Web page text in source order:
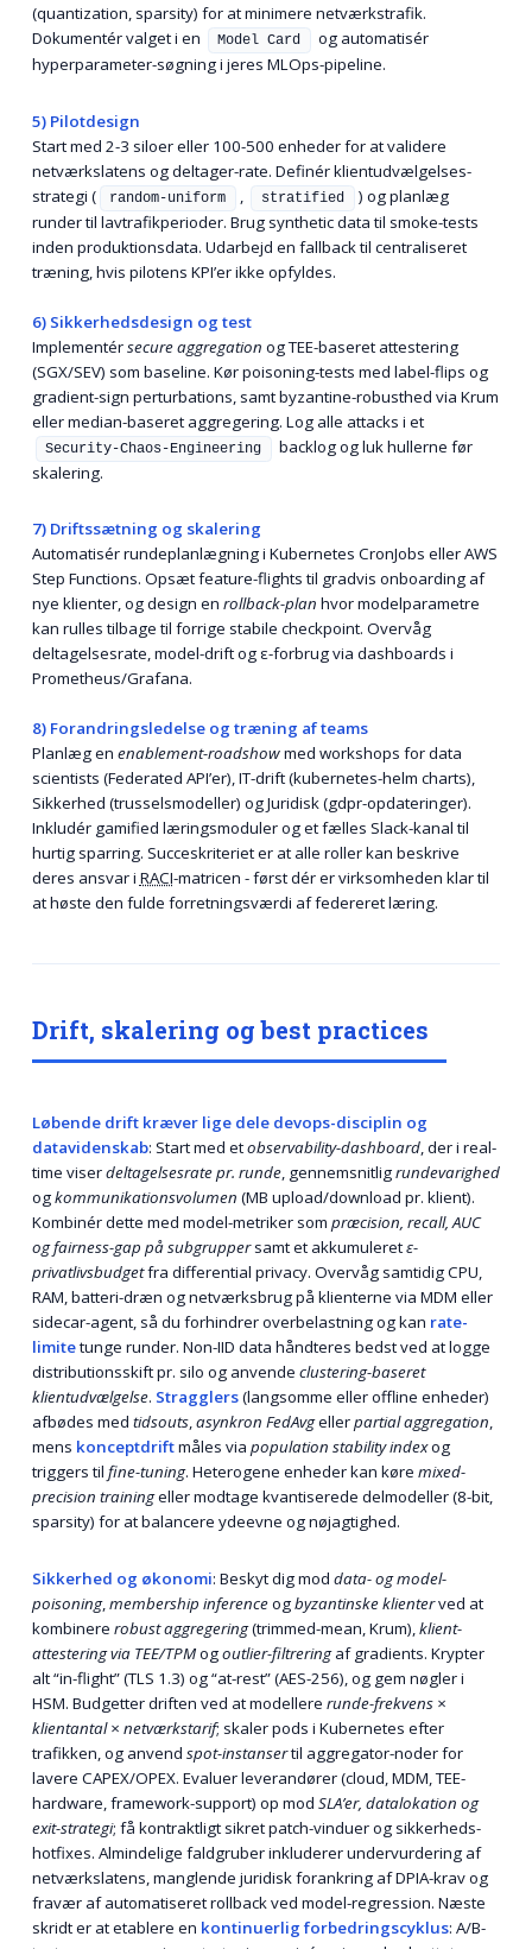
(quantization, sparsity) for at minimere netværkstrafik.
Dokumentér valget i en
Model Card
og automatisér
hyperparameter-søgning i jeres MLOps-pipeline.
5) Pilotdesign
Start med 2-3 siloer eller 100-500 enheder for at validere
netværkslatens og deltager-rate. Definér klient­udvælgelses­
strategi (
random-uniform stratified
) og planlæg
runder til lavtrafik­perioder. Brug synthetic data til smoke-tests
inden produktions­data. Udarbejd en fallback til centraliseret
træning, hvis pilotens KPI’er ikke opfyldes.
6) Sikkerhedsdesign og test
Implementérsecure aggregation og TEE-baseret attestering
(SGX/SEV) som baseline. Kør poisoning-tests med label-flips og
gradient-sign perturbations, samt byzantine-robusthed via Krum
eller median-baseret aggregering. Log alle attacks i et
Security-Chaos-Engineering
backlog og luk hullerne før
skalering.
7) Driftssætning og skalering
Automatisér rundeplanlægning i Kubernetes CronJobs eller AWS
Step Functions. Opsæt feature-flights til gradvis onboarding af
nye klienter, og design en rollback-plan hvor model­parametre
kan rulles tilbage til forrige stabile checkpoint. Overvåg
deltagelsesrate, model-drift og ε-forbrug via dashboards i
Prometheus/Grafana.
8) Forandringsledelse og træning af teams
Planlæg en enablement-roadshowmed workshops for data
scientists (Federated API’er), IT-drift (kubernetes-helm charts),
Sikkerhed (trusselsmodeller) og Juridisk (gdpr-opdateringer).
Inkludér gamified lærings­moduler og et fælles Slack-kanal til
hurtig sparring. Succeskriteriet er at alle roller kan beskrive
deres ansvar i RACI-matricen - først dér er virksomheden klar til
at høste den fulde forretningsværdi af federeret læring.
Drift, skalering og best practices
Løbende drift kræver lige dele devops-disciplin og
datavidenskab: Start med etobservability-dashboard, der i real-
time viserdeltagelsesrate pr. runde, gennemsnitligrundevarighed
ogkommunikationsvolumen (MB upload/download pr. klient).
Kombinér dette med model-metriker som præcision, recall, AUC
og fairness-gap på subgruppersamt et akkumuleretε-
privatlivsbudgetfra differential privacy. Overvåg samtidig CPU,
RAM, batteri-dræn og netværksbrug på klienterne via MDM eller
sidecar-agent, så du forhindrer overbelastning og kan rate-
limitetunge runder. Non-IID data håndteres bedst ved at logge
distributionsskift pr. silo og anvende clustering-baseret
klientudvælgelse. Stragglers(langsomme eller offline enheder)
afbødes med tidsouts,asynkron FedAvgellerpartial aggregation,
mens konceptdriftmåles via population stability indexog
triggers til fine-tuning. Heterogene enheder kan køre mixed-
precision trainingeller modtage kvantiserede delmodeller (8-bit,
sparsity) for at balancere ydeevne og nøjagtighed.
Sikkerhed og økonomi: Beskyt dig mod data- og model-
poisoning,membership inferenceogbyzantinske klienterved at
kombinere robust aggregering(trimmed-mean, Krum),klient-
attestering via TEE/TPMogoutlier-filtreringaf gradients. Krypter
alt “in-flight” (TLS 1.3) og “at-rest” (AES-256), og gem nøgler i
HSM. Budgetter driften ved at modellere runde-frekvens ×
klientantal × netværkstarif; skaler pods i Kubernetes efter
trafikken, og anvend spot-instansertil aggregator-noder for
lavere CAPEX/OPEX. Evaluer leverandører (cloud, MDM, TEE-
hardware, framework-support) op mod SLA’er, datalokation og
exit-strategi; få kontraktligt sikret patch-vinduer og sikkerheds-
hotfixes. Almindelige faldgruber inkluderer undervurdering af
netværkslatens, manglende juridisk forankring af DPIA-krav og
fravær af automatiseret rollback ved model-regression. Næste
skridt er at etablere en kontinuerlig forbedringscyklus: A/B-